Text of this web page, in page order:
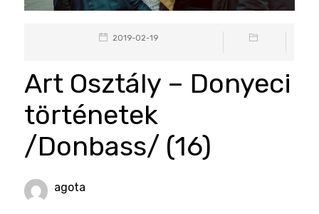
2019-02-19
Art Osztály – Donyeci
történetek
/Donbass/ (16)
agota